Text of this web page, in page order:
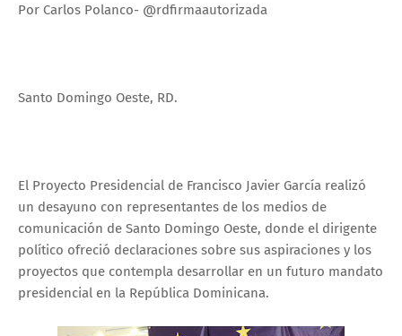
Por Carlos Polanco- @rdfirmaautorizada
Santo Domingo Oeste, RD.
El Proyecto Presidencial de Francisco Javier García realizó
un desayuno con representantes de los medios de
comunicación de Santo Domingo Oeste, donde el dirigente
político ofreció declaraciones sobre sus aspiraciones y los
proyectos que contempla desarrollar en un futuro mandato
presidencial en la República Dominicana.